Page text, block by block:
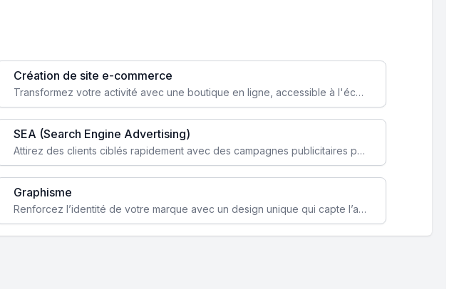
Création de site e-commerce
Transformez votre activité avec une boutique en ligne, accessible à l'échelle mondiale 24/7.
SEA (Search Engine Advertising)
Attirez des clients ciblés rapidement avec des campagnes publicitaires payantes optimisées pour vos objectifs.
Graphisme
Renforcez l’identité de votre marque avec un design unique qui capte l’attention et engage vos clients.